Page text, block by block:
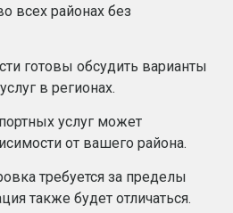
всех районах без
готовы обсудить варианты
в регионах.
услуг может
от вашего района.
требуется за пределы
также будет отличаться.